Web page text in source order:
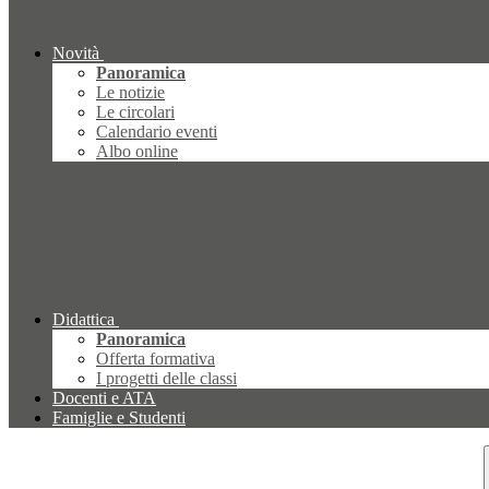
Novità
Panoramica
Le notizie
Le circolari
Calendario eventi
Albo online
Didattica
Panoramica
Offerta formativa
I progetti delle classi
Docenti e ATA
Famiglie e Studenti